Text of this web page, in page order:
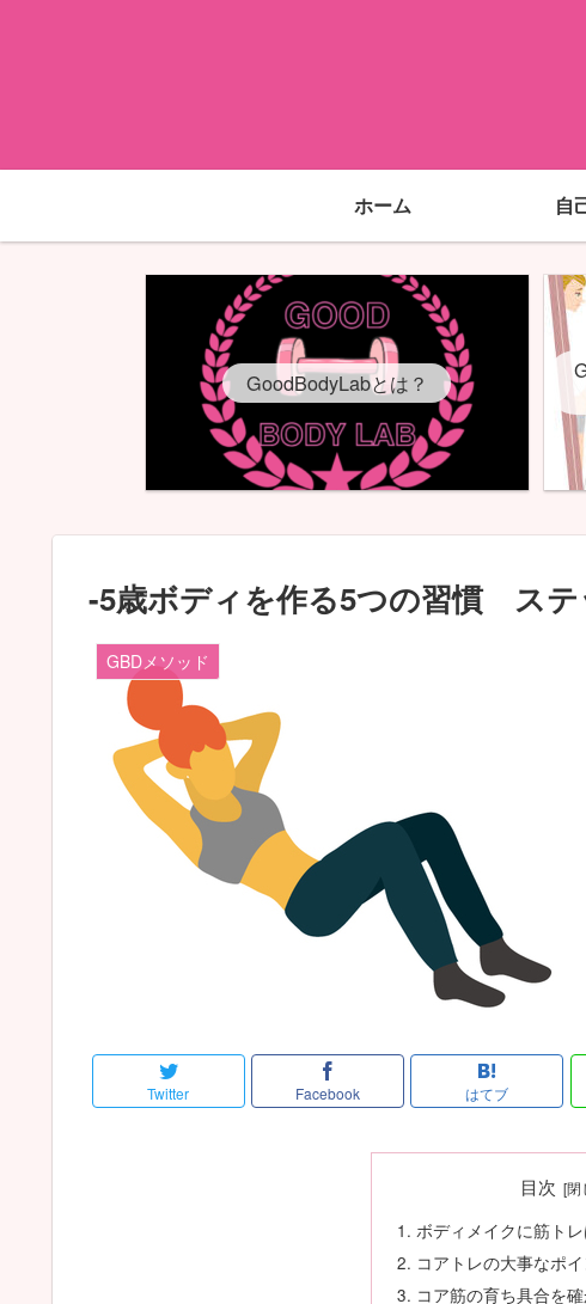
ホーム 自
GoodBodyLabとは？
-5歳ボディを作る5つの習慣 ステ
GBDメソッド
Twitter Facebook はてブ
目次
ボディメイクに筋ト
コアトレの大事なポイ
コア筋の育ち具合を